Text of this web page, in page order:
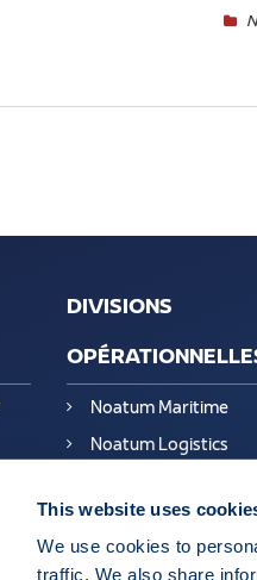
This website uses
We use cookies to
traffic. We also share
DIVISIONS
Noatum Maritime
Noatum Logistics
Espagne